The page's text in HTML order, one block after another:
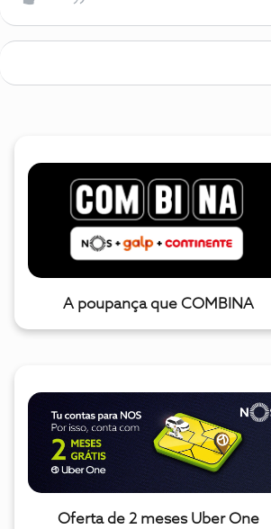
A poupança que COMBINA
Oferta de 2 meses Uber One